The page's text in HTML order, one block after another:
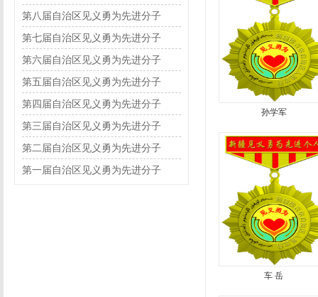
第八届自治区见义勇为先进分子
第七届自治区见义勇为先进分子
第六届自治区见义勇为先进分子
第五届自治区见义勇为先进分子
第四届自治区见义勇为先进分子
第三届自治区见义勇为先进分子
第二届自治区见义勇为先进分子
第一届自治区见义勇为先进分子
孙学军
车 岳